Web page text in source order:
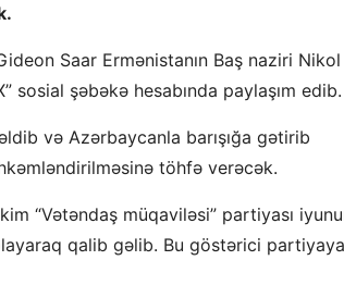
Saar Ermənistanın Baş naziri Nikol
sosial şəbəkə hesabında paylaşım edib.
və Azərbaycanla barışığa gətirib
töhfə verəcək.
“Vətəndaş müqaviləsi” partiyası
qalib gəlib. Bu göstərici partiyaya